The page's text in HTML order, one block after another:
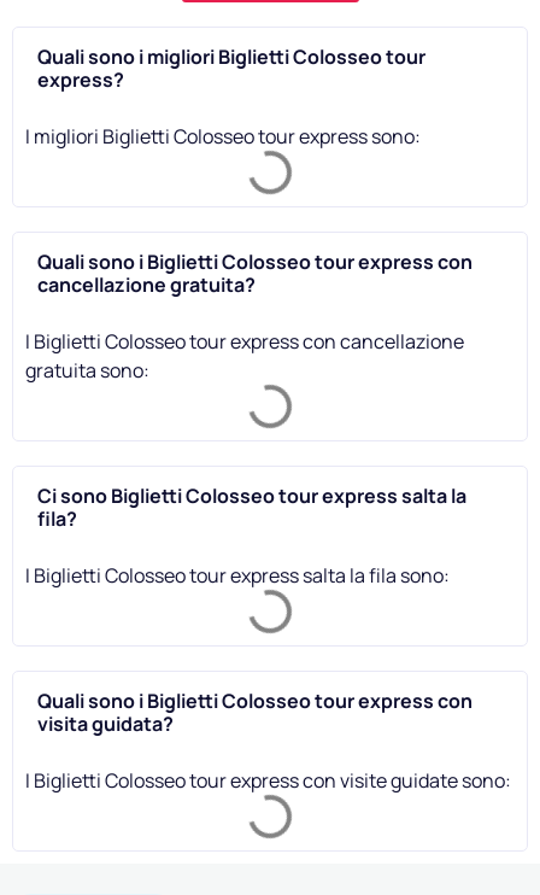
Quali sono i migliori Biglietti Colosseo tour
express?
I migliori Biglietti Colosseo tour express sono:
Quali sono i Biglietti Colosseo tour express con
cancellazione gratuita?
I Biglietti Colosseo tour express con cancellazione
gratuita sono:
Ci sono Biglietti Colosseo tour express salta la
fila?
I Biglietti Colosseo tour express salta la fila sono:
Quali sono i Biglietti Colosseo tour express con
visita guidata?
I Biglietti Colosseo tour express con visite guidate sono: